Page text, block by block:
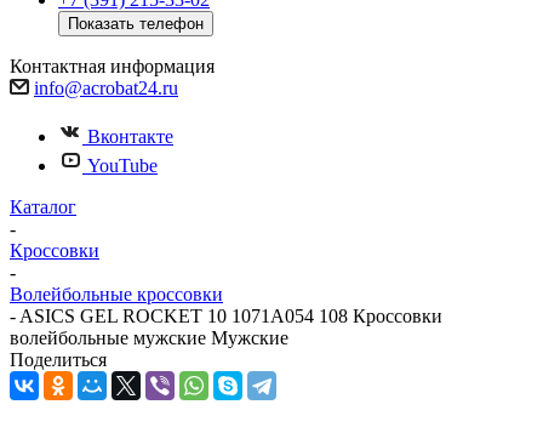
Показать телефон
Контактная информация
info@acrobat24.ru
Вконтакте
YouTube
Каталог
-
Кроссовки
-
Волейбольные кроссовки
- ASICS GEL ROCKET 10 1071A054 108 Кроссовки
волейбольные мужские Мужские
Поделиться